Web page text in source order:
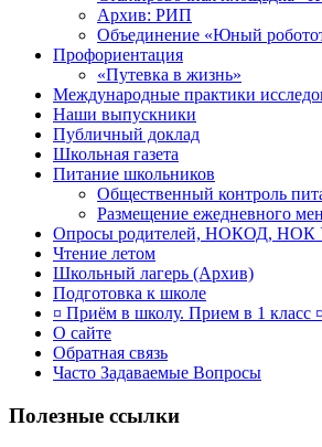
Архив: РИП
Объединение «Юный
Профориентация
«Путевка в жизнь»
Международные практики
Наши выпускники
Публичный доклад
Школьная газета
Питание школьников
Общественный контроль
Размещение ежедневного
Опросы родителей, НОКОД, НОК
Чтение летом
Школьный лагерь (Архив)
Подготовка к школе
¤ Приём в школу. Прием в 1 класс ¤
О сайте
Обратная связь
Часто Задаваемые Вопросы
Полезные ссылки